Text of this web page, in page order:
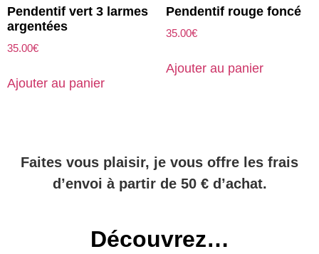
Pendentif vert 3 larmes
argentées
35.00€
Ajouter au panier
Pendentif rouge foncé
35.00€
Ajouter au panier
Faites vous plaisir, je vous offre les frais
d’envoi à partir de 50 € d’achat.
Découvrez…